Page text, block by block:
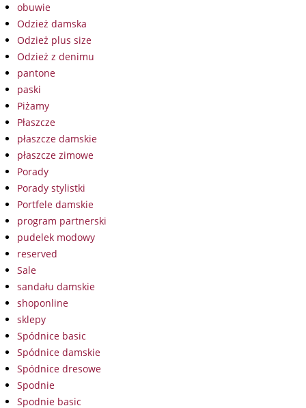
obuwie
Odzież damska
Odzież plus size
Odzież z denimu
pantone
paski
Piżamy
Płaszcze
płaszcze damskie
płaszcze zimowe
Porady
Porady stylistki
Portfele damskie
program partnerski
pudelek modowy
reserved
Sale
sandału damskie
shoponline
sklepy
Spódnice basic
Spódnice damskie
Spódnice dresowe
Spodnie
Spodnie basic